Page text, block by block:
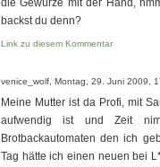
die Gewürze mit der Hand,
backst du denn?
Link zu diesem Kommentar
venice_wolf, Montag, 29. Juni 2009,
Meine Mutter ist da Profi, mit
aufwendig ist und Zeit
Brotbackautomaten den ich
Tag hätte ich einen neuen bei